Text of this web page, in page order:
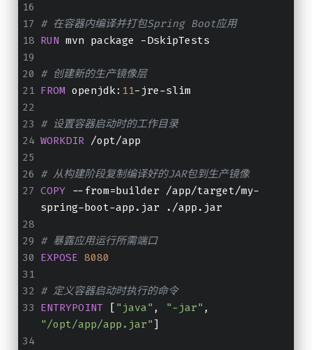
# 在容器内编译并打包Spring Boot应用
RUN mvn package -DskipTests
# 创建新的生产镜像层
FROM openjdk: 11-jre-slim
# 设置容器启动时的工作目录
WORKDIR /opt/app
# 从构建阶段复制编译好的JAR包到生产镜像
COPY --from=builder /app/target/my-
spring-boot-app.jar ./app.jar
# 暴露应用运行所需端口
EXPOSE 8080
# 定义容器启动时执行的命令
ENTRYPOINT [ "java" , "-jar"
"/opt/app/app.jar" ]